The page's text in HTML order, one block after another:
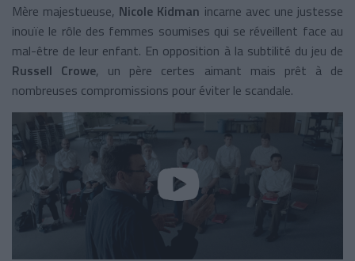
Mère majestueuse, Nicole Kidman incarne avec une justesse
inouïe le rôle des femmes soumises qui se réveillent face au
mal-être de leur enfant. En opposition à la subtilité du jeu de
Russell Crowe, un père certes aimant mais prêt à de
nombreuses compromissions pour éviter le scandale.